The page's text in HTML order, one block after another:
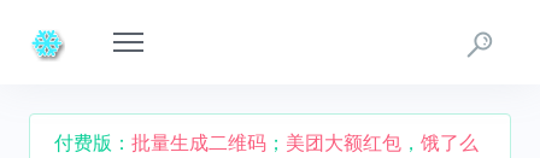
付费版： 批量生成二维码 ； 美团大额红包 ， 饿了么